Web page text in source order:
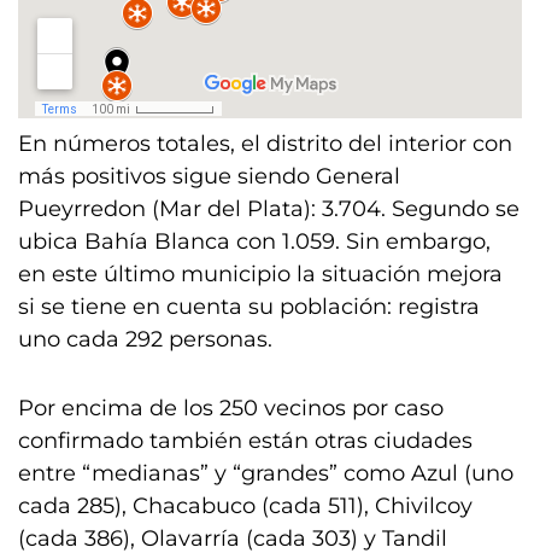
En números totales, el distrito del interior con
más positivos sigue siendo General
Pueyrredon (Mar del Plata): 3.704. Segundo se
ubica Bahía Blanca con 1.059. Sin embargo,
en este último municipio la situación mejora
si se tiene en cuenta su población: registra
uno cada 292 personas.
Por encima de los 250 vecinos por caso
confirmado también están otras ciudades
entre “medianas” y “grandes” como Azul (uno
cada 285), Chacabuco (cada 511), Chivilcoy
(cada 386), Olavarría (cada 303) y Tandil